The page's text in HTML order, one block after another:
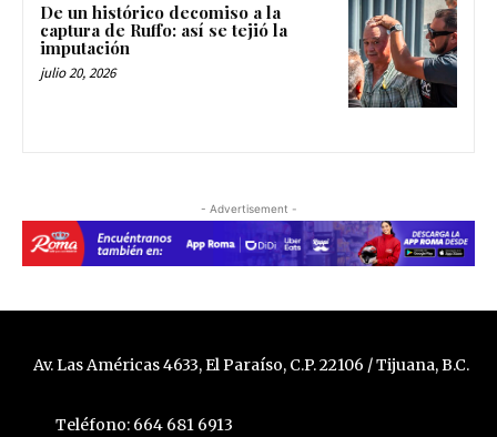
De un histórico decomiso a la
captura de Ruffo: así se tejió la
imputación
julio 20, 2026
- Advertisement -
Av. Las Américas 4633, El Paraíso, C.P. 22106 / Tijuana, B.C.
Teléfono: 664 681 6913